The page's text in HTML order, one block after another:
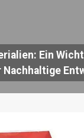
Ein
Nachhaltige